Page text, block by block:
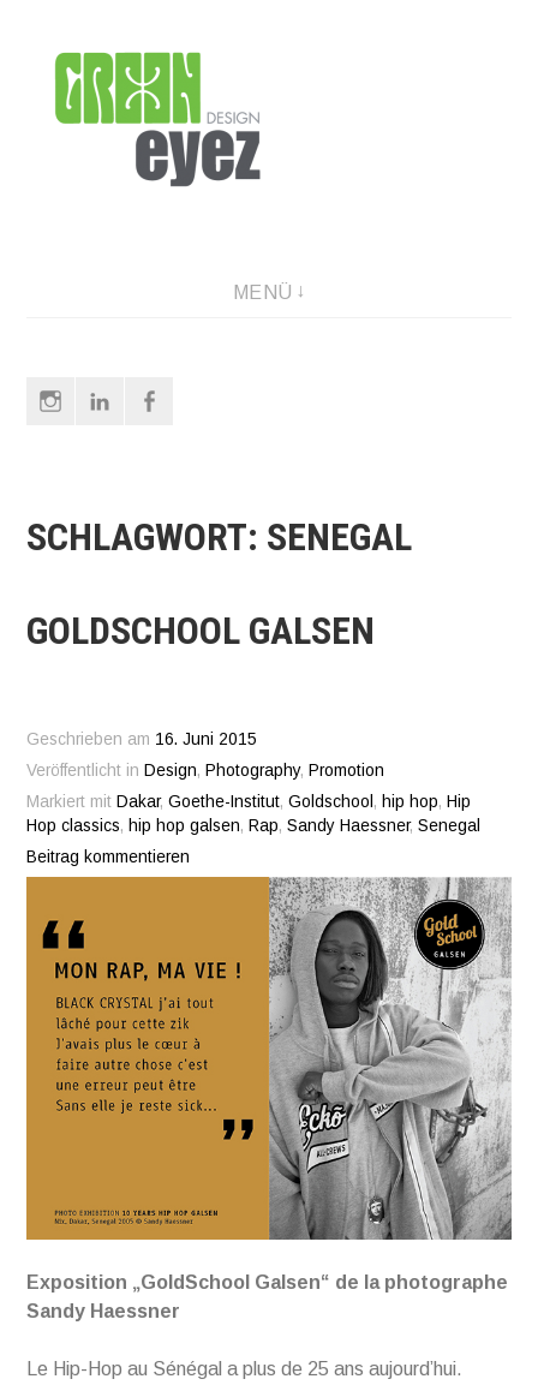
zum
Inhalt
graphic design & photography
MENÜ
InstagramLinkedIn
SCHLAGWORT: SENEGAL
GOLDSCHOOL GALSEN
Geschrieben am 16. Juni 2015
Veröffentlicht in Design, Photography, Promotion
Markiert mit Dakar,Goethe-Institut,Goldschool , hip hop, Hip
Hop classics, hip hop galsen, Rap,Sandy Haessner,Senegal
Beitrag kommentieren
Exposition „GoldSchool Galsen“ de la photographe
Sandy Haessner
Le Hip-Hop au Sénégal a plus de 25 ans aujourd’hui.